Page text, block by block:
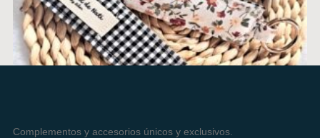
Complementos y accesorios únicos y exclusivos.